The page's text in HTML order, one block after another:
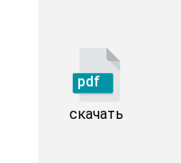
pdf
скачать